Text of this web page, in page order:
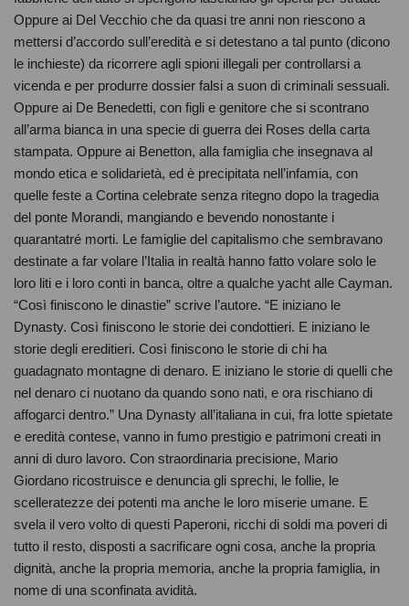
Oppure ai Del Vecchio che da quasi tre anni non riescono a
mettersi d’accordo sull’eredità e si detestano a tal punto (dicono
le inchieste) da ricorrere agli spioni illegali per controllarsi a
vicenda e per produrre dossier falsi a suon di criminali sessuali.
Oppure ai De Benedetti, con figli e genitore che si scontrano
all’arma bianca in una specie di guerra dei Roses della carta
stampata. Oppure ai Benetton, alla famiglia che insegnava al
mondo etica e solidarietà, ed è precipitata nell’infamia, con
quelle feste a Cortina celebrate senza ritegno dopo la tragedia
del ponte Morandi, mangiando e bevendo nonostante i
quarantatré morti. Le famiglie del capitalismo che sembravano
destinate a far volare l’Italia in realtà hanno fatto volare solo le
loro liti e i loro conti in banca, oltre a qualche yacht alle Cayman.
“Così finiscono le dinastie” scrive l’autore. “E iniziano le
Dynasty. Così finiscono le storie dei condottieri. E iniziano le
storie degli ereditieri. Così finiscono le storie di chi ha
guadagnato montagne di denaro. E iniziano le storie di quelli che
nel denaro ci nuotano da quando sono nati, e ora rischiano di
affogarci dentro.” Una Dynasty all’italiana in cui, fra lotte spietate
e eredità contese, vanno in fumo prestigio e patrimoni creati in
anni di duro lavoro. Con straordinaria precisione, Mario
Giordano ricostruisce e denuncia gli sprechi, le follie, le
scelleratezze dei potenti ma anche le loro miserie umane. E
svela il vero volto di questi Paperoni, ricchi di soldi ma poveri di
tutto il resto, disposti a sacrificare ogni cosa, anche la propria
dignità, anche la propria memoria, anche la propria famiglia, in
nome di una sconfinata avidità.